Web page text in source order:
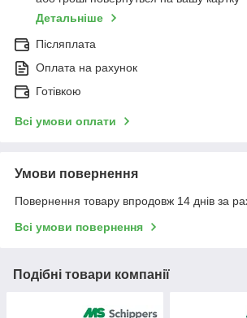
Детальніше
Післяплата
Оплата на рахунок
Готівкою
Всі умови оплати
Умови повернення
Повернення товару впродовж 14 днів за
Всі умови повернення
Подібні товари компанії